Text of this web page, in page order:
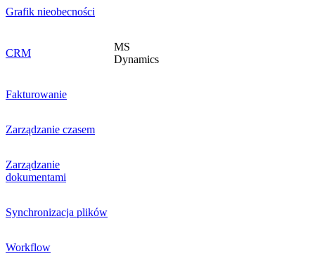
Grafik nieobecności
CRM
MS
Dynamics
Fakturowanie
Zarządzanie czasem
Zarządzanie
dokumentami
Synchronizacja plików
Workflow